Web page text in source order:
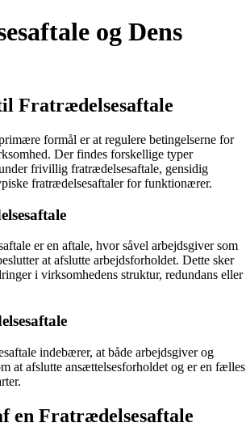
og Dens
Fratrædelsesaftale
formål er at regulere betingelserne for
Der findes forskellige typer
frivillig fratrædelsesaftale, gensidig
fratrædelsesaftaler for funktionærer.
er en aftale, hvor såvel arbejdsgiver som
at afslutte arbejdsforholdet. Dette sker
i virksomhedens struktur, redundans eller
indebærer, at både arbejdsgiver og
at afslutte ansættelsesforholdet og er en fælles
en Fratrædelsesaftale